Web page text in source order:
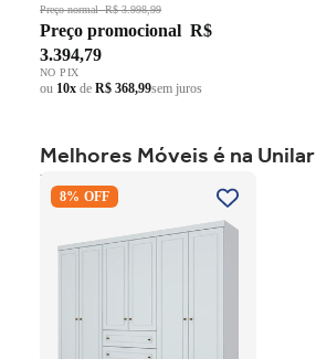
AutoSense SFP12 Branco 220V
Preço normalR$ 3.998,99
Preço promocional R$
3.394,79
NO PIX
ou 10x de R$ 368,99sem juros
Melhores Móveis é na Unilar
Roupeiro Americano Henn
262cm 6 Portas 4 Gavetas
8% OFF